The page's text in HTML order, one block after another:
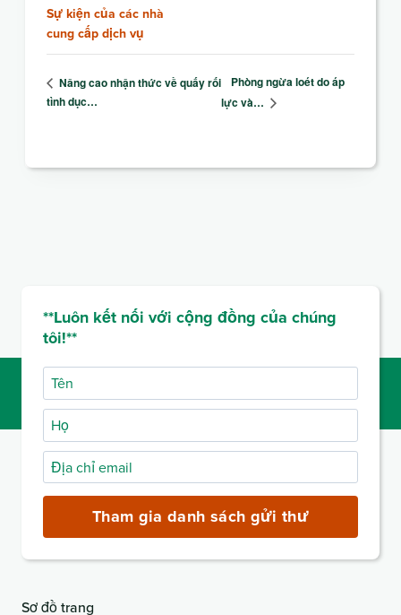
Sự kiện của các nhà
cung cấp dịch vụ
Nâng cao nhận thức về quấy rối
tình dục…
Phòng ngừa loét do áp
lực và…
**Luôn kết nối với cộng đồng của chúng
tôi!**
Tên
Họ
Địa
chỉ
(bắt
buộc)
Tham gia danh sách gửi thư
Sơ đồ trang